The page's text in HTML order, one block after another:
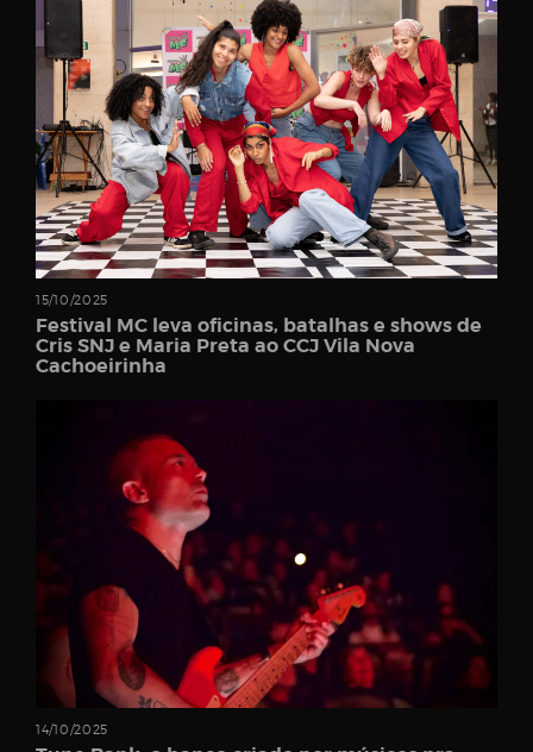
15/10/2025
Festival MC leva oficinas, batalhas e shows de
Cris SNJ e Maria Preta ao CCJ Vila Nova
Cachoeirinha
14/10/2025